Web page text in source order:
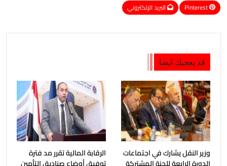
Pinterest
البريد الإلكتروني
قد يعجبك ايضا
وزير النقل يشارك في اجتماعات
الرقابة المالية تقرر مد فترة